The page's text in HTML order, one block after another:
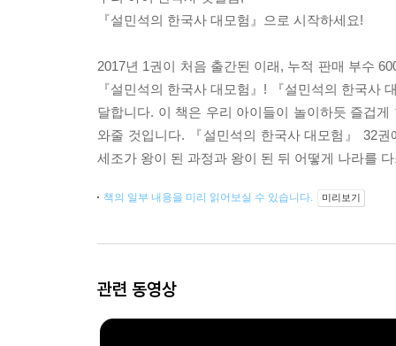
『설민석의 한국사 대모험』으로 시작하세요!
2017년 1권이 처음 출간된 이래, 누적 판매 부수
『설민석의 한국사 대모험』! 『설민석의 한국사
달합니다. 이 책은 우리 아이들이 놀이하듯 즐겁
와줄 것입니다. 『설민석의 한국사 대모험』 32
세조가 왕이 된 과정과 왕이 된 뒤 어떻게 나라를
책의 일부 내용을 미리 읽어보실 수 있습니다. 미리보기
관련 동영상